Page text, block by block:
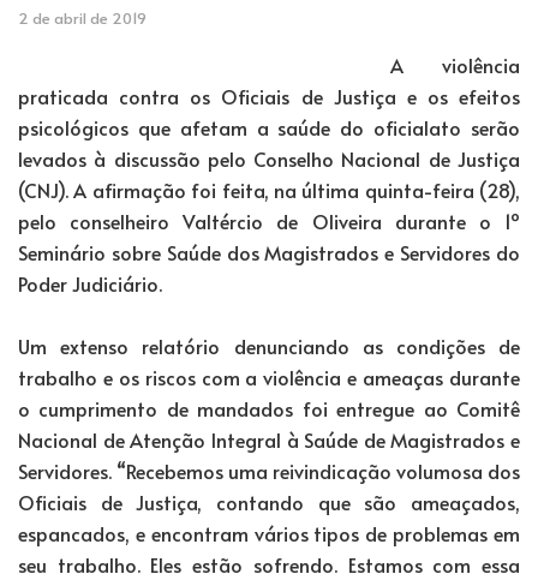
2 de abril de 2019
A violência
praticada contra os Oficiais de Justiça e os efeitos
psicológicos que afetam a saúde do oficialato serão
levados à discussão pelo Conselho Nacional de Justiça
(CNJ). A afirmação foi feita, na última quinta-feira (28),
pelo conselheiro Valtércio de Oliveira durante o 1º
Seminário sobre Saúde dos Magistrados e Servidores do
Poder Judiciário.
Um extenso relatório denunciando as condições de
trabalho e os riscos com a violência e ameaças durante
o cumprimento de mandados foi entregue ao Comitê
Nacional de Atenção Integral à Saúde de Magistrados e
Servidores. “Recebemos uma reivindicação volumosa dos
Oficiais de Justiça, contando que são ameaçados,
espancados, e encontram vários tipos de problemas em
seu trabalho. Eles estão sofrendo. Estamos com essa